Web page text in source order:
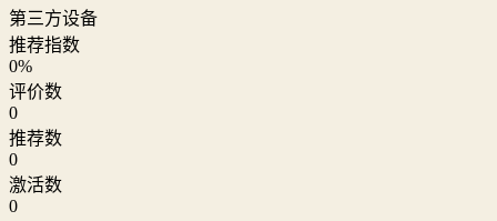
第三方设备
推荐指数
0%
评价数
0
推荐数
0
激活数
0